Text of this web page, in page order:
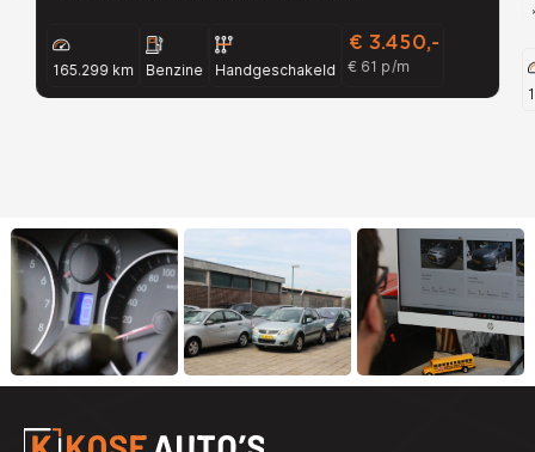
165.299 km Benzine Handgeschakeld
€ 3.450,-
€ 61 p/m